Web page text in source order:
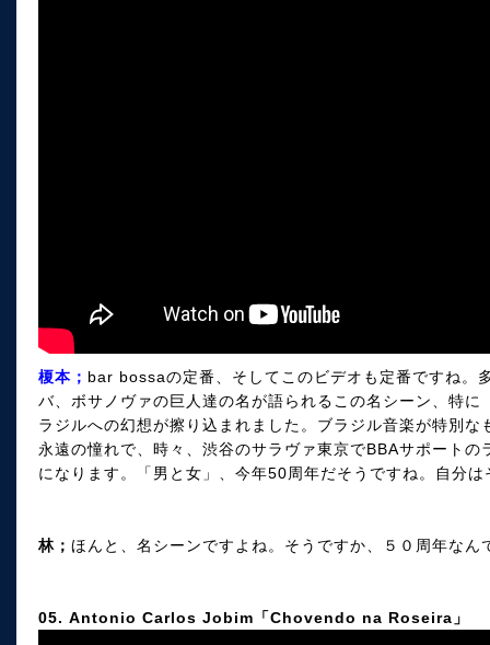
榎本； bar bossaの定番、そしてこのビデオも定番ですね。
バ、ボサノヴァの巨人達の名が語られるこの名シーン、特
ラジルへの幻想が擦り込まれました。ブラジル音楽が特別
永遠の憧れで、時々、渋谷のサラヴァ東京でBBAサポート
になります。「男と女」、今年50周年だそうですね。自分
林； ほんと、名シーンですよね。そうですか、５０周年なん
05. Antonio Carlos Jobim「Chovendo na Roseira」